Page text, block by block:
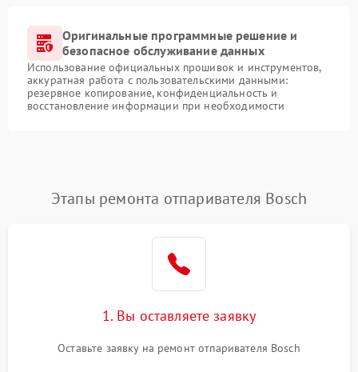
Оригинальные программные решение и
безопасное обслуживание данных
Использование официальных прошивок и инструментов,
аккуратная работа с пользовательскими данными:
резервное копирование, конфиденциальность и
восстановление информации при необходимости
Этапы ремонта отпаривателя Bosch
1. Вы оставляете заявку
Оставьте заявку на ремонт отпаривателя Bosch